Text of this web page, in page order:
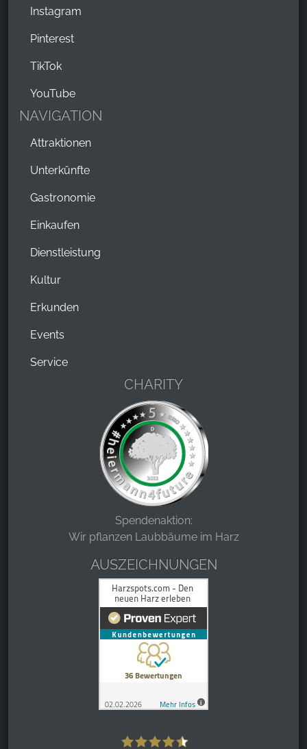
Instagram
Pinterest
TikTok
YouTube
NAVIGATION
Attraktionen
Unterkünfte
Gastronomie
Einkaufen
Dienstleistung
Kultur
Erkunden
Events
Service
CHARITY
Spendenaktion:
Wir pflanzen Laubbäume im Harz
AUSZEICHNUNGEN